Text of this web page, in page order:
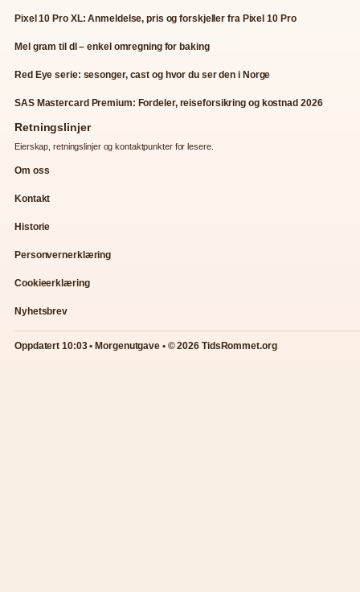
Pixel 10 Pro XL: Anmeldelse, pris og forskjeller fra Pixel 10 Pro
Mel gram til dl – enkel omregning for baking
Red Eye serie: sesonger, cast og hvor du ser den i Norge
SAS Mastercard Premium: Fordeler, reiseforsikring og kostnad 2026
Retningslinjer
Eierskap, retningslinjer og kontaktpunkter for lesere.
Om oss
Kontakt
Historie
Personvernerklæring
Cookieerklæring
Nyhetsbrev
Oppdatert 10:03 • Morgenutgave • © 2026 TidsRommet.org